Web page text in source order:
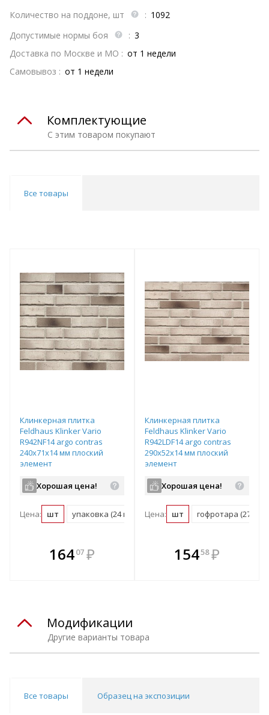
Количество на поддоне, шт : 1092
Допустимые нормы боя
: 3
Доставка по Москве и МО : от 1 недели
Самовывоз : от 1 недели
С этим товаром покупают
Комплектующие
Все товары
Клинкерная плитка
Feldhaus Klinker Vario
R942NF14 argo contras
240х71х14 мм плоский
элемент
Хорошая цена!
Цена: шт упаковка (24 шт) м2 (48 шт) паллет (2160 шт)
16407 ₽
В комплекте
всегда выгоднее!
Клинкерная плитка
Feldhaus Klinker Vario
R942LDF14 argo contras
290х52х14 мм плоский
элемент
Хорошая цена!
Цена: шт гофротара (27 шт)
В комплекте
всегда выгоднее!
15458 ₽
Другие варианты товара
Модификации
Все товары Образец на экспозиции